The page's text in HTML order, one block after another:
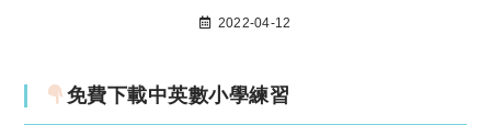
2022-04-12
免費下載中英數小學練習